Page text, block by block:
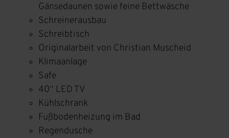
Gänsedaunen sowie feine Bettwäsche
Schreinerausbau
Schreibtisch
Originalarbeit von Christian Muscheid
Klimaanlage
Safe
40‘‘ LED TV
Kühlschrank
Fußbodenheizung im Bad
Regendusche